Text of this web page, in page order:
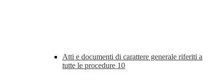
Atti e documenti di carattere generale riferiti a
tutte le procedure 10